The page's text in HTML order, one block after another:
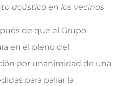
acústico en los vecinos
de que el Grupo
en el pleno del
por unanimidad de una
para paliar la